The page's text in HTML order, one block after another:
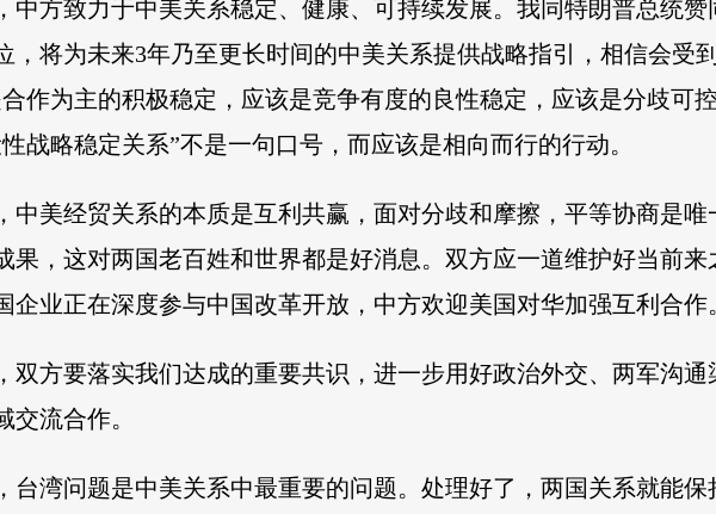
中方致力于中美关系稳定、健康、可持续发展。我同特朗普总统
，将为未来3年乃至更长时间的中美关系提供战略指引，相信会受
作为主的积极稳定，应该是竞争有度的良性稳定，应该是分歧可
战略稳定关系”不是一句口号，而应该是相向而行的行动。
中美经贸关系的本质是互利共赢，面对分歧和摩擦，平等协商是
果，这对两国老百姓和世界都是好消息。双方应一道维护好当前
企业正在深度参与中国改革开放，中方欢迎美国对华加强互利合作
双方要落实我们达成的重要共识，进一步用好政治外交、两军沟通
交流合作。
台湾问题是中美关系中最重要的问题。处理好了，两国关系就能